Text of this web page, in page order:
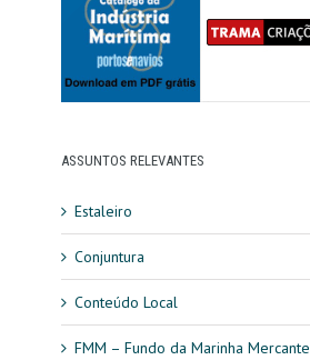
ASSUNTOS RELEVANTES
Estaleiro
Conjuntura
Conteúdo Local
FMM – Fundo da Marinha Mercante